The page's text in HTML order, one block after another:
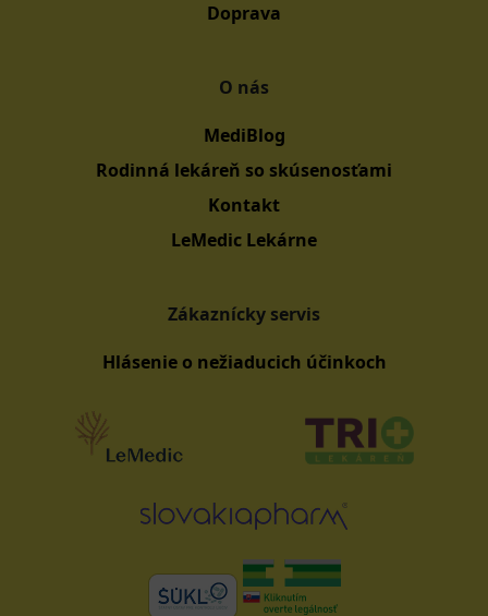
Doprava
O nás
MediBlog
Rodinná lekáreň so skúsenosťami
Kontakt
LeMedic Lekárne
Zákaznícky servis
Hlásenie o nežiaducich účinkoch